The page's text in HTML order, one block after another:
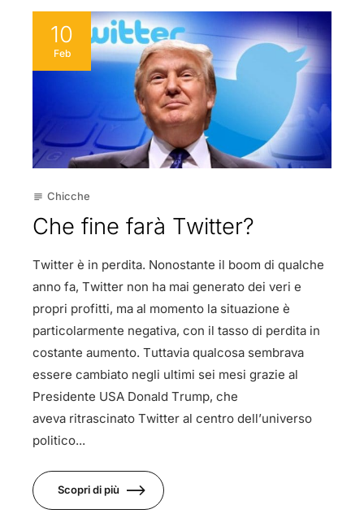
10
Feb
subject Chicche
Che fine farà Twitter?
Twitter è in perdita. Nonostante il boom di qualche
anno fa, Twitter non ha mai generato dei veri e
propri profitti, ma al momento la situazione è
particolarmente negativa, con il tasso di perdita in
costante aumento. Tuttavia qualcosa sembrava
essere cambiato negli ultimi sei mesi grazie al
Presidente USA Donald Trump, che
aveva ritrascinato Twitter al centro dell’universo
politico...
Scopri di più